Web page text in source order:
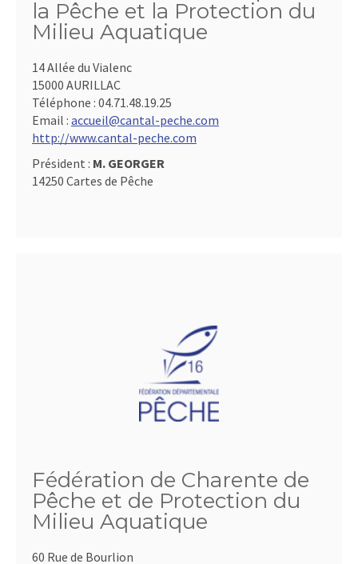
la Pêche et la Protection du
Milieu Aquatique
14 Allée du Vialenc
15000 AURILLAC
Téléphone : 04.71.48.19.25
Email : accueil@cantal-peche.com
http://www.cantal-peche.com
Président : M. GEORGER
14250 Cartes de Pêche
Fédération de Charente de
Pêche et de Protection du
Milieu Aquatique
60 Rue de Bourlion